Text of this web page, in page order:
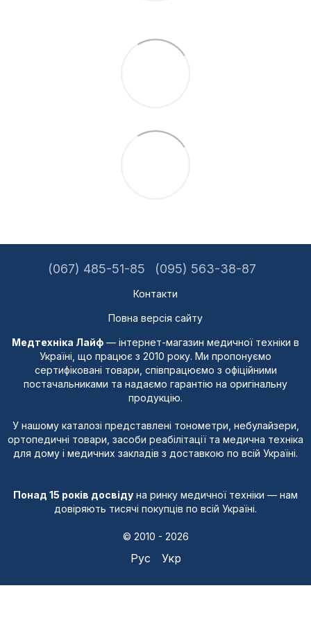
(067) 485-51-85 (095) 563-38-87
Контакти
Повна версія сайту
Медтехніка Лайф — інтернет-магазин медичної техніки в
Україні, що працює з 2010 року. Ми пропонуємо
сертифіковані товари, співпрацюємо з офіційними
постачальниками та надаємо гарантію на оригінальну
продукцію.
У нашому каталозі представлені тонометри, небулайзери,
ортопедичні товари, засоби реабілітації та медична техніка
для дому і медичних закладів з доставкою по всій Україні.
Понад 15 років досвіду на ринку медичної техніки — нам
довіряють тисячі покупців по всій Україні.
© 2010 - 2026
Рус Укр